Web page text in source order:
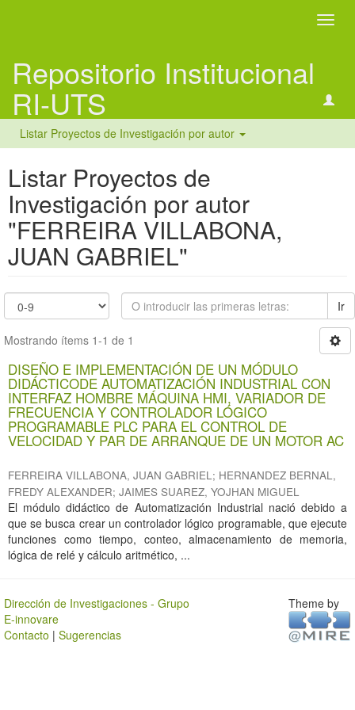
Repositorio Institucional
RI-UTS
Listar Proyectos de Investigación por autor
Listar Proyectos de
Investigación por autor
"FERREIRA VILLABONA,
JUAN GABRIEL"
Ir
Mostrando ítems 1-1 de 1
DISEÑO E IMPLEMENTACIÓN DE UN MÓDULO
DIDÁCTICODE AUTOMATIZACIÓN INDUSTRIAL CON
INTERFAZ HOMBRE MÁQUINA HMI, VARIADOR DE
FRECUENCIA Y CONTROLADOR LÓGICO
PROGRAMABLE PLC PARA EL CONTROL DE
VELOCIDAD Y PAR DE ARRANQUE DE UN MOTOR AC
FERREIRA VILLABONA, JUAN GABRIEL; HERNANDEZ BERNAL,
FREDY ALEXANDER; JAIMES SUAREZ, YOJHAN MIGUEL
El módulo didáctico de Automatización Industrial nació debido a
que se busca crear un controlador lógico programable, que ejecute
funciones como tiempo, conteo, almacenamiento de memoria,
lógica de relé y cálculo aritmético, ...
Dirección de Investigaciones - Grupo
E-innovare
Contacto | Sugerencias
Theme by